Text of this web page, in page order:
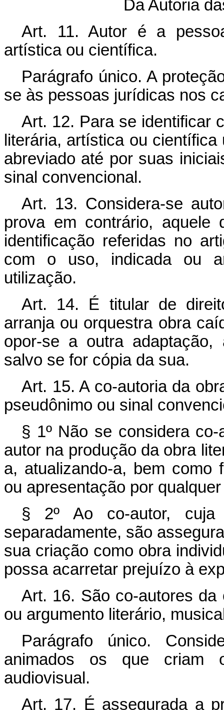
Da Autoria
Art. 11. Autor é a
artística ou científica.
Parágrafo único. A
se às pessoas jurídicas nos
Art. 12. Para se identificar
literária, artística ou
abreviado até por suas
sinal convencional.
Art. 13. Considera-se
prova em contrário, aquele
identificação referidas no
com o uso, indicada ou
utilização.
Art. 14. É titular de
arranja ou orquestra obra
opor-se a outra adaptação,
salvo se for cópia da sua.
Art. 15. A co-autoria da
pseudônimo ou sinal
§ 1º Não se considera
autor na produção da obra
a, atualizando-a, bem como
ou apresentação por
§ 2º Ao co-autor, cuja
separadamente, são
sua criação como obra
possa acarretar prejuízo à
Art. 16. São co-autores
ou argumento literário,
Parágrafo único.
animados os que criam
audiovisual.
Art. 17. É assegurada a